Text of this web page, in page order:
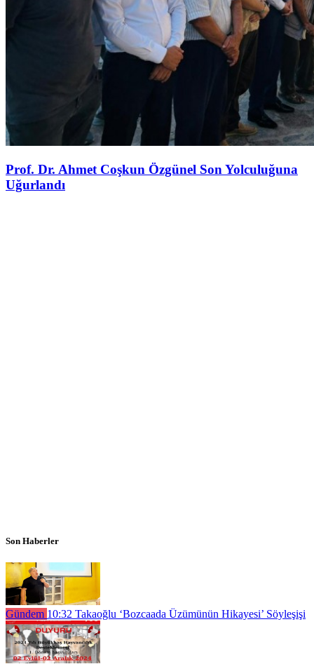
Prof. Dr. Ahmet Coşkun Özgünel Son Yolculuğuna
Uğurlandı
Son Haberler
Gündem 10:32 Takaoğlu ‘Bozcaada Üzümünün Hikayesi’ Söyleşişi